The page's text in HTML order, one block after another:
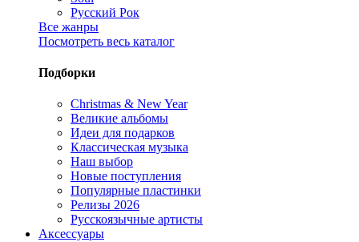
Русский Рок
Все жанры
Посмотреть весь каталог
Подборки
Christmas & New Year
Великие альбомы
Идеи для подарков
Классическая музыка
Наш выбор
Новые поступления
Популярные пластинки
Релизы 2026
Русскоязычные артисты
Аксессуары